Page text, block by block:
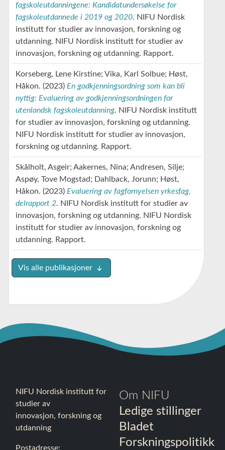
fagskoleutdanningene: Kandidatundersøkelse for
fagskoleutdannede i 2019 og 2020. NIFU Nordisk
institutt for studier av innovasjon, forskning og
utdanning. NIFU Nordisk institutt for studier av
innovasjon, forskning og utdanning. Rapport.
Korseberg, Lene Kirstine Vika, Karl Solbue
Høst,
Håkon (2023) En godkjenningsordning som kan bli
nyttig: Evaluering av godkjenningsordningen for
utenlandsk fagskoleutdanning. NIFU Nordisk institutt
for studier av innovasjon, forskning og utdanning.
NIFU Nordisk institutt for studier av innovasjon,
forskning og utdanning. Rapport.
Skålholt, Asgeir Aakernes, Nina Andresen, Silje
Aspøy, Tove Mogstad
Dahlback, Jorunn
Høst,
Håkon (2023) Evaluering av fagfornyelsen yrkesfag,
delrapport 2. NIFU Nordisk institutt for studier av
innovasjon, forskning og utdanning. NIFU Nordisk
institutt for studier av innovasjon, forskning og
utdanning. Rapport.
Vis alle publikasjoner
NIFU Nordisk institutt for
studier av
innovasjon, forskning og
utdanning
Postadresse:
Om NIFU
Ledige stillinger
Bladet
Forskningspolitikk